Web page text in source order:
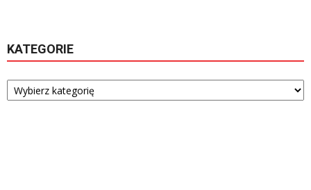
KATEGORIE
Kategorie